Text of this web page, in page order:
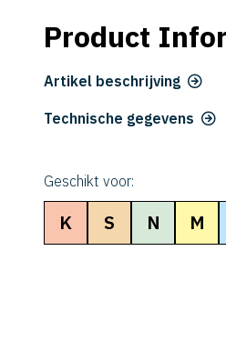
Product
Artikel beschrijving
Technische gegevens
Geschikt voor:
K S N M